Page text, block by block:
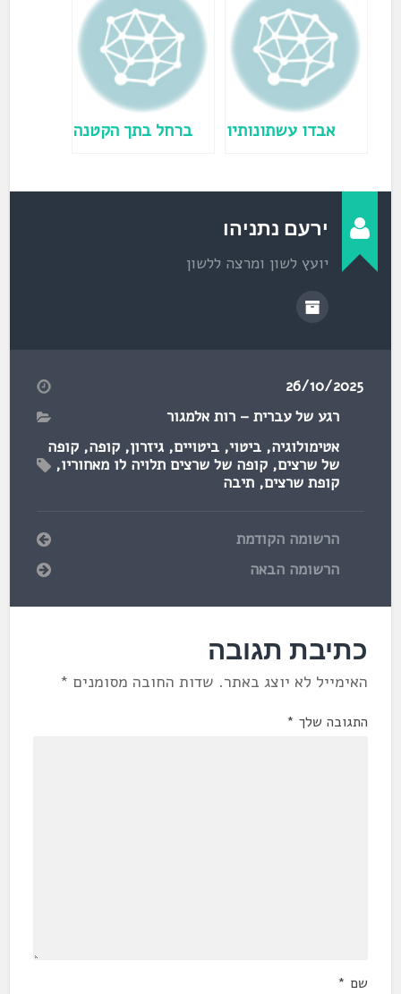
ת
ח
ב
ח
ל
ו
ד
ש
) אבדו עשתונותיו ברחל בתך הקטנה
ירעם נתניהו
יועץ לשון ומרצה ללשון
26/10/2025
רגע של עברית – רות אלמגור
אטימולוגיה,ביטוי,ביטויים,גיזרון,קופה,קופה
של שרצים,קופה של שרצים תלויה לו מאחוריו,
קופת שרצים,תיבה
הרשומה הקודמת
הרשומה הבאה
כתיבת תגובה
האימייל לא יוצג באתר. שדות החובה מסומנים *
התגובה שלך *
שם *